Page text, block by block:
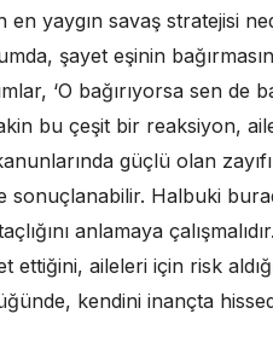
en yaygın savaş stratejisi
şayet eşinin
‘O bağırıyorsa sen de
bu çeşit bir reaksiyon,
güçlü olan
Halbuki
anlamaya
aileleri için risk
kendini inançta